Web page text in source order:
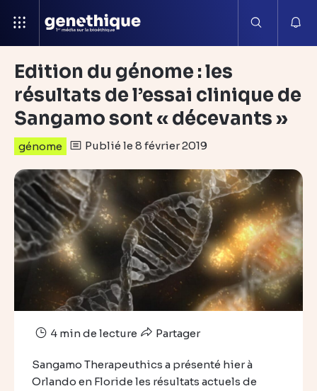
Edition du génome : les
résultats de l’essai clinique de
Sangamo sont « décevants »
génome Publié le 8 février 2019
4 min de lecture Partager
Sangamo Therapeuthics a présenté hier à
Orlando en Floride les résultats actuels de